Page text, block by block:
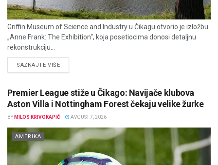
Griffin Museum of Science and Industry u Čikagu otvorio je izložbu
„Anne Frank: The Exhibition“, koja posetiocima donosi detaljnu
rekonstrukciju...
SAZNAJTE VIŠEDETAILS
Premier League stiže u Čikago: Navijače klubova
Aston Villa i Nottingham Forest čekaju velike žurke
BY MILOS KRIVOKAPIĆ AVGUST 7, 2026
AMERIKA